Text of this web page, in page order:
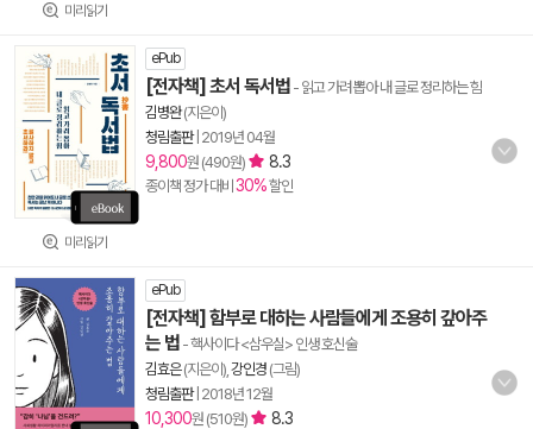
미리읽기
미리읽기
ePub
[전자책] 초서 독서법 - 읽고 가려 뽑아 내 글로 정리하는 힘
김병완(지은이)
청림출판| 2019년 04월
9,800원 (490원) 8.3
종이책 정가 대비 30%할인
ePub
[전자책] 함부로 대하는 사람들에게 조용히 갚아주
는 법 - 핵사이다 <삼우실> 인생 호신술
김효은(지은이), 강인경 (그림)
청림출판| 2018년 12월
10,300원 (510원) 8.3